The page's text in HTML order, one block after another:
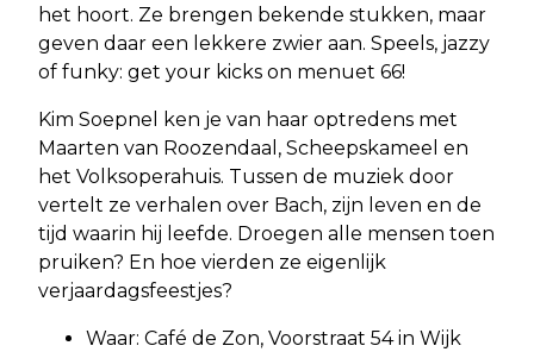
het hoort. Ze brengen bekende stukken, maar
geven daar een lekkere zwier aan. Speels, jazzy
of funky: get your kicks on menuet 66!
Kim Soepnel ken je van haar optredens met
Maarten van Roozendaal, Scheepskameel en
het Volksoperahuis. Tussen de muziek door
vertelt ze verhalen over Bach, zijn leven en de
tijd waarin hij leefde. Droegen alle mensen toen
pruiken? En hoe vierden ze eigenlijk
verjaardagsfeestjes?
Waar: Café de Zon, Voorstraat 54 in Wijk